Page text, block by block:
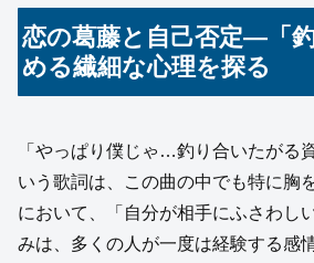
恋の葛藤と自己否定—「
める繊細な心理を探る
「やっぱり僕じゃ…釣り合いたがる
いう歌詞は、この曲の中でも特に胸
において、「自分が相手にふさわし
みは、多くの人が一度は経験する感